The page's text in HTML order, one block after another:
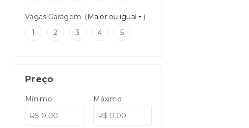
Vagas Garagem (Maior ou igual
)
1
2 3 4 5
Preço
Mínimo Máximo